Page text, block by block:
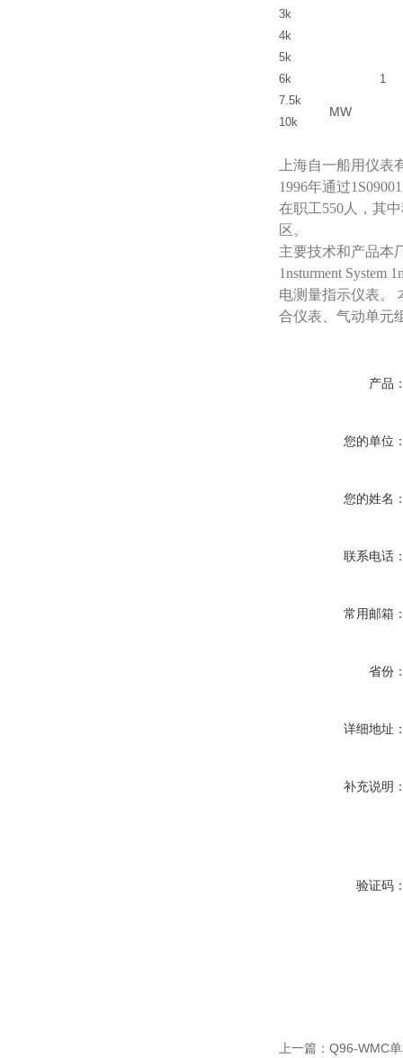
3k
4k
5k
6k
MW
1
7.5k
10k
上海自一船用仪
1996年通过
在职工550人，其
区。
主要技术和产品本
1nsturment System
电测量指示仪表。
合仪表、气动单元
产品
您的单位
您的姓名
联系电话
常用邮箱
省份
详细地址
补充说明
验证码
上一篇： Q96-WMC